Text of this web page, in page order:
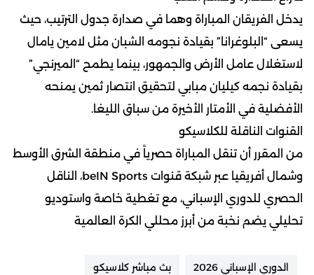
يدخل الفريقان المباراة وهما في صدارة جدول الترتيب، حيث
يسعى “البلوغرانا” بقيادة نجومه الشبان مثل لامين يامال
لاستغلال عامل الأرض والجمهور، بينما يطمح “الميرنجي”
بقيادة نجمه كيليان مبابي لتحقيق انتصار ثمين يمنحه
الأفضلية في الأمتار الأخيرة من سباق الليغا.
القنوات الناقلة للكلاسيكو
من المقرر أن تنقل المباراة حصرياً في منطقة الشرق الأوسط
وشمال أفريقيا عبر شبكة قنوات beIN Sports، الناقل
الحصري للدوري الإسباني، مع تغطية خاصة واستوديو
تحليلي يضم نخبة من أبرز محللي الكرة العالمية
الدوري الإسباني 2026 بث مباشر كلاسيكو